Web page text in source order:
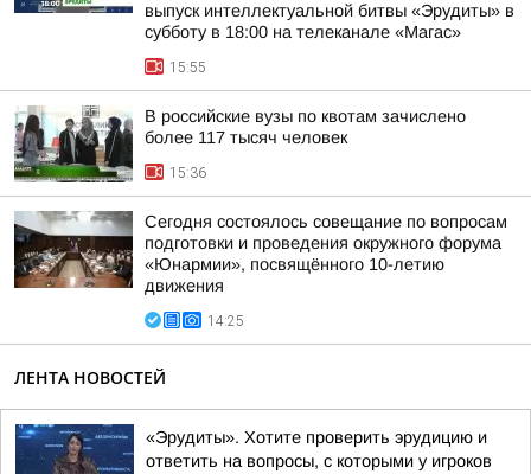
выпуск интеллектуальной битвы «Эрудиты» в
субботу в 18:00 на телеканале «Магас»
15:55
В российские вузы по квотам зачислено
более 117 тысяч человек
15:36
Сегодня состоялось совещание по вопросам
подготовки и проведения окружного форума
«Юнармии», посвящённого 10-летию
движения
14:25
ЛЕНТА НОВОСТЕЙ
«Эрудиты». Хотите проверить эрудицию и
ответить на вопросы, с которыми у игроков